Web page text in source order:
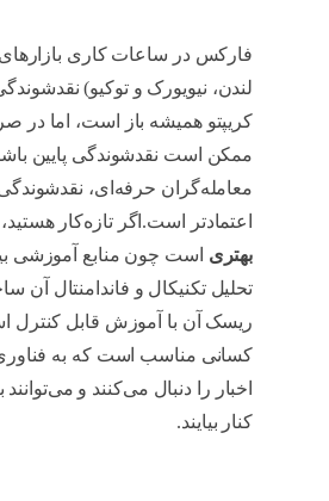
فارکس در ساعات کاری بازارهای
لندن، نیویورک و توکیو)
کریپتو همیشه باز است، اما در
ممکن است نقدشوندگی پایین
معامله‌گران حرفه‌ای،
اعتمادتر است.اگر تازه‌کار هستید،
بهتری است چون منابع آموزشی
تحلیل تکنیکال و فاندامنتال آن
ریسک آن با آموزش قابل کنترل
کسانی مناسب است که به فناوری
اخبار را دنبال می‌کنند و
کنار بیایند.